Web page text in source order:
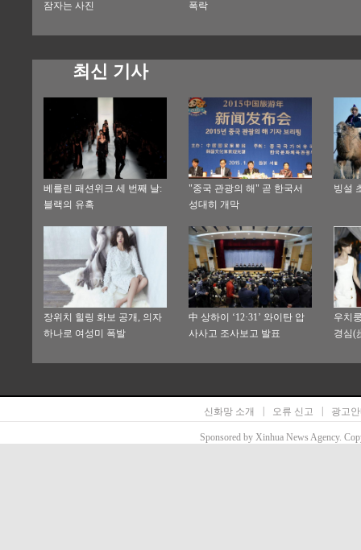
잠자는 사진
폭락
최신 기사
베를린 패션위크 세 번째 날:
블랙의 유혹
"중국 관광의 해" 곧 한국서
성대히 개막
빙설
장위치 힐링 화보 공개, 의자
하나로 여성미 폭발
中 상하이 ‘12·31’ 와이탄 압
사사고 조사보고 발표
우치
경심(